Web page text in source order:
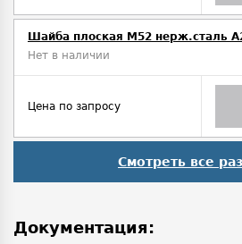
Шайба плоская М52 нерж.сталь
Нет в наличии
Цена по запросу
Смотреть все
Документация: